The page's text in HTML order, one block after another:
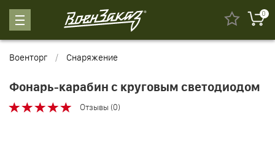
0
Военторг Снаряжение
Фонарь-карабин с круговым светодиодом
Отзывы (0)